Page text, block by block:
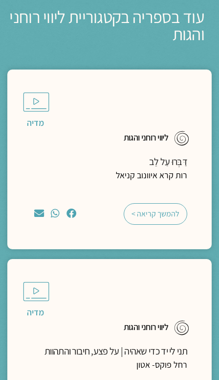
עוד בספריה בקטגוריית ליווי רוחני
והגות
מדיה
ליווי רוחני והגות
דַּבְּרוּ עַל לֵב
רות קרא איוונוב קניאל
להמשך קריאה >
מדיה
ליווי רוחני והגות
תני לי יד כדי שאהיה | על פצע, חיבור והתהוות
רחל פוקס- אטון